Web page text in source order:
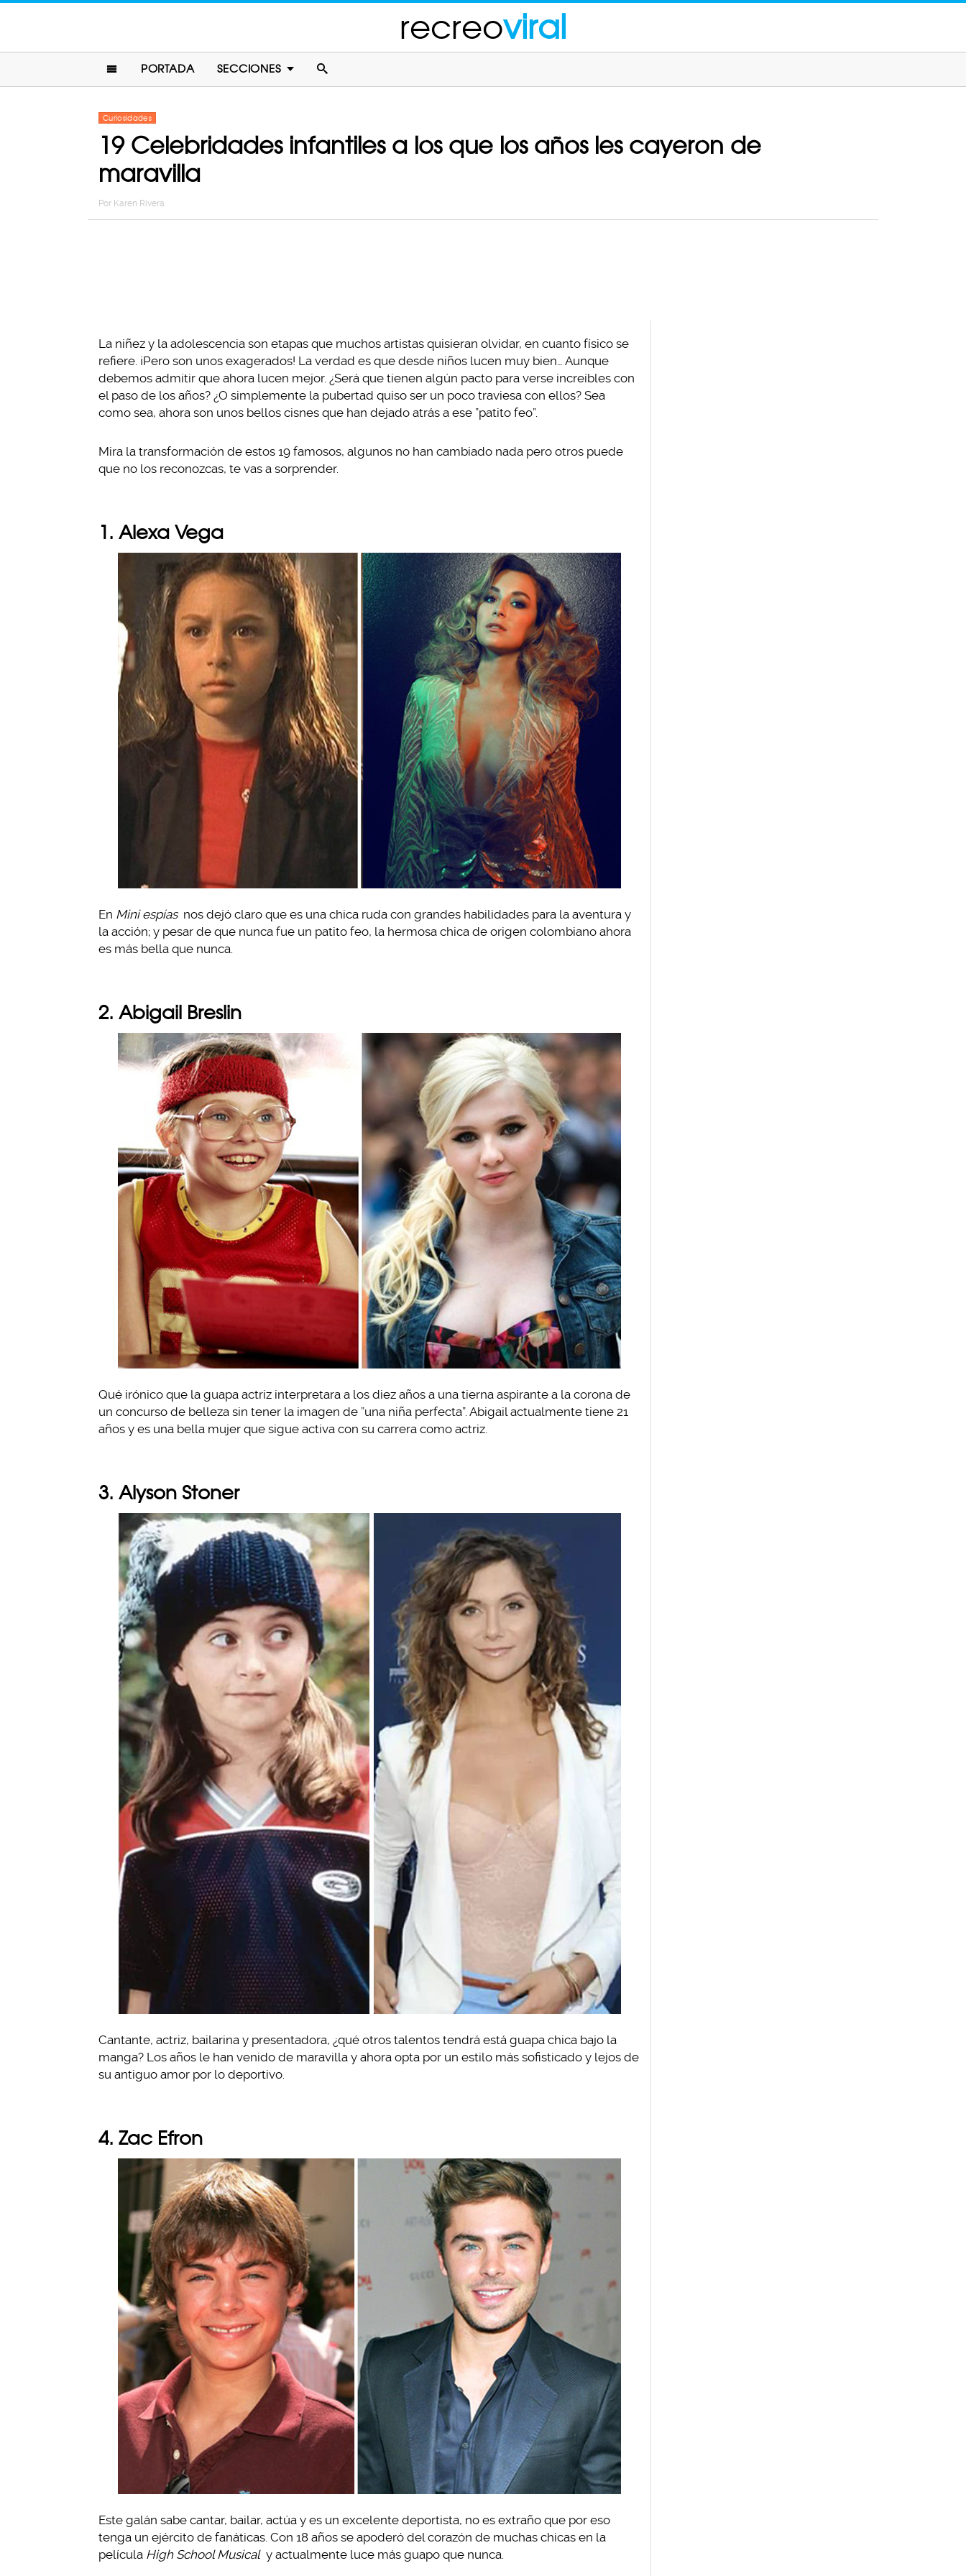
recreoviral
PORTADA SECCIONES
Curiosidades
19 Celebridades infantiles a los que los años les cayeron de
maravilla
Por Karen Rivera
La niñez y la adolescencia son etapas que muchos artistas quisieran olvidar, en cuanto físico se
refiere. ¡Pero son unos exagerados! La verdad es que desde niños lucen muy bien… Aunque
debemos admitir que ahora lucen mejor. ¿Será que tienen algún pacto para verse increíbles con
el paso de los años? ¿O simplemente la pubertad quiso ser un poco traviesa con ellos? Sea
como sea, ahora son unos bellos cisnes que han dejado atrás a ese ”patito feo”.
Mira la transformación de estos 19 famosos, algunos no han cambiado nada pero otros puede
que no los reconozcas, te vas a sorprender.
1. Alexa Vega
En Mini espías nos dejó claro que es una chica ruda con grandes habilidades para la aventura y
la acción; y pesar de que nunca fue un patito feo, la hermosa chica de origen colombiano ahora
es más bella que nunca.
2. Abigail Breslin
Qué irónico que la guapa actriz interpretara a los diez años a una tierna aspirante a la corona de
un concurso de belleza sin tener la imagen de ”una niña perfecta”. Abigail actualmente tiene 21
años y es una bella mujer que sigue activa con su carrera como actriz.
3. Alyson Stoner
Cantante, actriz, bailarina y presentadora, ¿qué otros talentos tendrá está guapa chica bajo la
manga? Los años le han venido de maravilla y ahora opta por un estilo más sofisticado y lejos de
su antiguo amor por lo deportivo.
4. Zac Efron
Este galán sabe cantar, bailar, actúa y es un excelente deportista, no es extraño que por eso
tenga un ejército de fanáticas. Con 18 años se apoderó del corazón de muchas chicas en la
película High School Musical y actualmente luce más guapo que nunca.